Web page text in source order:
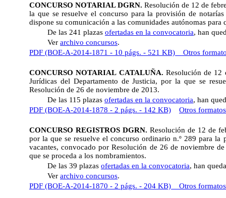
CONCURSO NOTARIAL DGRN.Resolución de 12 de
la que se resuelve el concurso para la provisión de
dispone su comunicación a las comunidades autónomas para
De las 241 plazas ofertadas en la convocatoria, han
Ver archivo concursos.
PDF (BOE-A-2014-1871 - 10 págs. - 521 KB)
Otros
CONCURSO NOTARIAL CATALUÑA. Resolución de 12
Jurídicas del Departamento de Justicia, por la que se
Resolución de 26 de noviembre de 2013.
De las 115 plazas ofertadas en la convocatoria, han
PDF (BOE-A-2014-1878 - 2 págs. - 142 KB)
Otros formatos
CONCURSO REGISTROS DGRN. Resolución de 12 de
por la que se resuelve el concurso ordinario n.º 289 para
vacantes, convocado por Resolución de 26 de noviembre
que se proceda a los nombramientos.
De las 39 plazas ofertadas en la convocatoria, han
Ver archivo concursos.
PDF (BOE-A-2014-1870 - 2 págs. - 204 KB)
Otros formatos